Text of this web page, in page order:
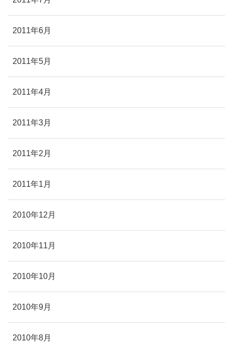
2011年6月
2011年5月
2011年4月
2011年3月
2011年2月
2011年1月
2010年12月
2010年11月
2010年10月
2010年9月
2010年8月